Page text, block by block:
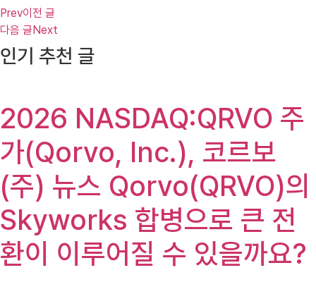
Prev이전 글
다음 글Next
인기 추천 글
2026 NASDAQ:QRVO 주
가(Qorvo, Inc.), 코르보
(주) 뉴스 Qorvo(QRVO)의
Skyworks 합병으로 큰 전
환이 이루어질 수 있을까요?